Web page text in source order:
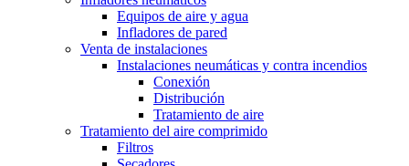
Equipos de aire y agua
Infladores de pared
Venta de instalaciones
Instalaciones neumáticas y contra incendios
Conexión
Distribución
Tratamiento de aire
Tratamiento del aire comprimido
Filtros